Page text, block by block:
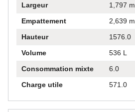
Largeur
1,797 m
Empattement
2,639 m
Hauteur
1576.0
Volume
536 L
Consommation mixte
6.0
Charge utile
571.0